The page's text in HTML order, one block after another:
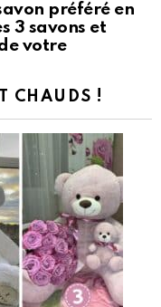
préféré en
3 savons et
votre
CHAUDS !